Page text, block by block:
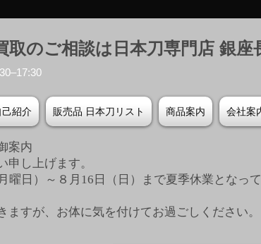
取のご相談は日本刀専門店 銀座
己紹介 販売品 日本刀リスト 商品案内 会社案
案内
申し上げます。
曜日）～８月16日（日）まで夏季休業となっ
ますが、お体に気を付けてお過ごしください。